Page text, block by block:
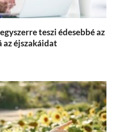
teszi édesebbé az
éjszakáidat